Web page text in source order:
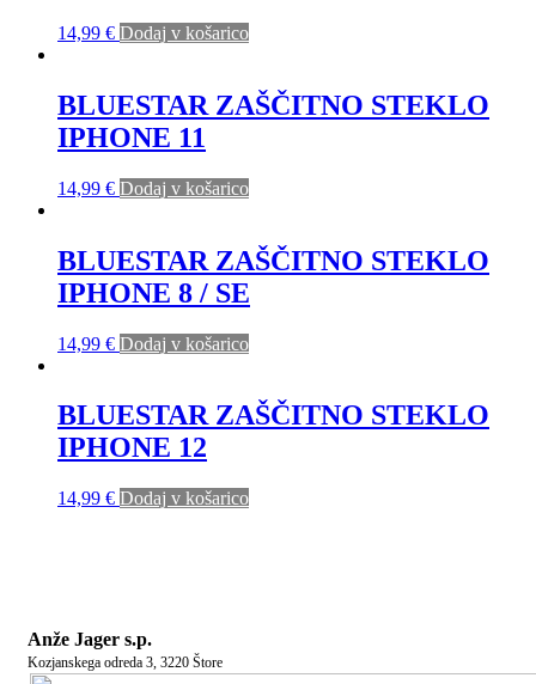
14,99 € Dodaj v košarico
BLUESTAR ZAŠČITNO STEKLO
IPHONE 11
14,99 € Dodaj v košarico
BLUESTAR ZAŠČITNO STEKLO
IPHONE 8 / SE
14,99 € Dodaj v košarico
BLUESTAR ZAŠČITNO STEKLO
IPHONE 12
14,99 € Dodaj v košarico
Anže Jager s.p.
Kozjanskega odreda 3, 3220 Štore